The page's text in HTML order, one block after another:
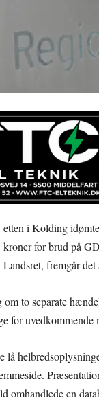
etten i Kolding
kroner for brud på
Landsret, fremgår
om to separate
for uvedkommende
lå
omhandlede en